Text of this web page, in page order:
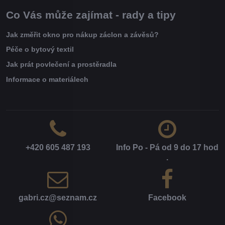
Co Vás může zajímat - rady a tipy
Jak změřit okno pro nákup záclon a závěsů?
Péče o bytový textil
Jak prát povlečení a prostěradla
Informace o materiálech
+420 605 487 193
Info Po - Pá od 9 do 17 hod​
.
gabri​.cz​@seznam​.cz Facebook